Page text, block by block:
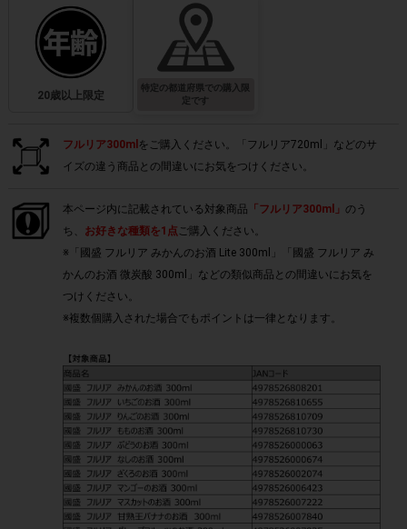
20歳以上限定
特定の都道府県での購入限
定です
フルリア300ml をご購入ください。「フルリア720ml」などのサ
イズの違う商品との間違いにお気をつけください。
本ページ内に記載されている対象商品 「フルリア300ml」 のう
ち、 お好きな種類を1点 ご購入ください。
※「國盛 フルリア みかんのお酒 Lite 300ml」「國盛 フルリア み
かんのお酒 微炭酸 300ml」などの類似商品との間違いにお気を
つけください。
※複数個購入された場合でもポイントは一律となります。